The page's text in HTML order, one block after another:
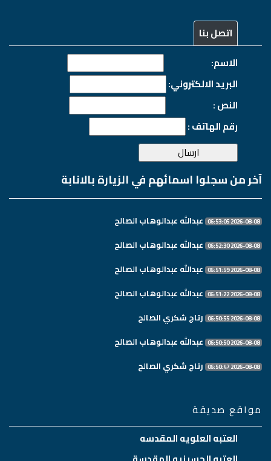
اتصل بنا
الاسم:
البريد الالكتروني:
النص :
رقم الهاتف :
آخر من سجلوا اسمائهم في الزيارة بالانابة
2026-08-08 06:53:05 عبدالله عبدالوهاب الصالح
2026-08-08 06:52:30 عبدالله عبدالوهاب الصالح
2026-08-08 06:51:59 عبدالله عبدالوهاب الصالح
2026-08-08 06:51:22 عبدالله عبدالوهاب الصالح
2026-08-08 06:50:55 رتاج شكري الصالح
2026-08-08 06:50:50 عبدالله عبدالوهاب الصالح
2026-08-08 06:50:47 رتاج شكري الصالح
مواقع صديقة
العتبه العلويه المقدسه